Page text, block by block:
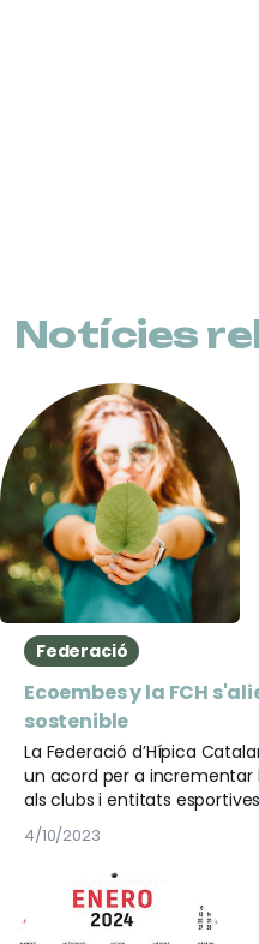
Notícies
Federació
Ecoembes y la FCH
sostenible
La Federació d’Hípica
un acord per a incrementar
als clubs i entitats
4/10/2023